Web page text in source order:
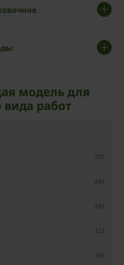
модель для
работ
205
244
283
322
361